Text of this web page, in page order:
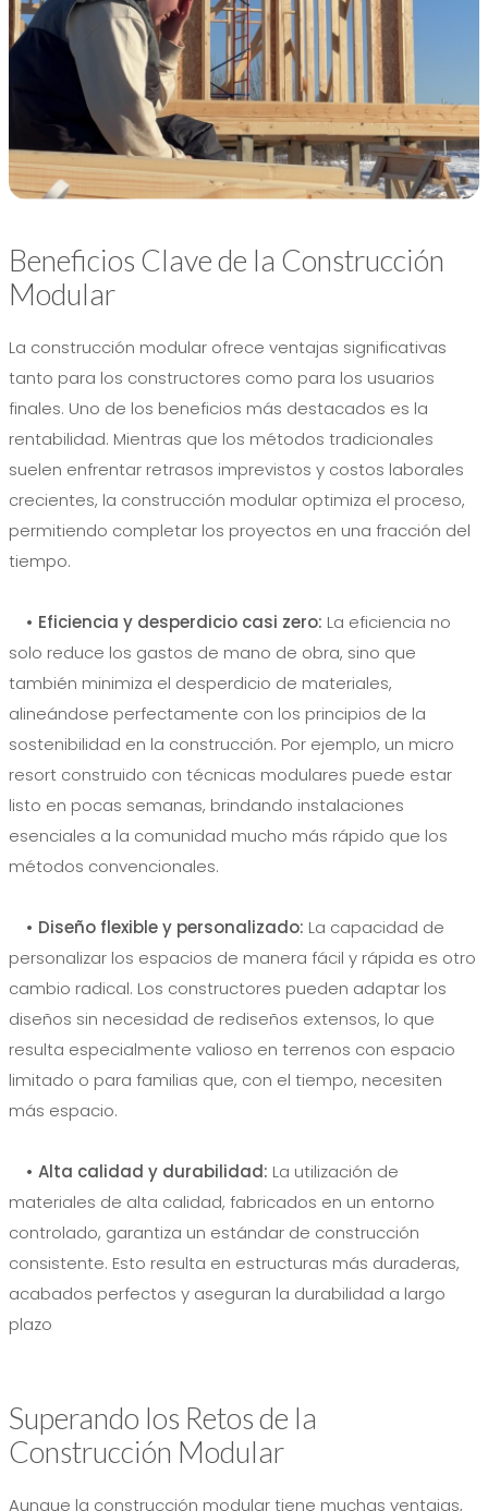
Beneficios Clave de la Construcción
Modular
La construcción modular ofrece ventajas significativas
tanto para los constructores como para los usuarios
finales. Uno de los beneficios más destacados es la
rentabilidad. Mientras que los métodos tradicionales
suelen enfrentar retrasos imprevistos y costos laborales
crecientes, la construcción modular optimiza el proceso,
permitiendo completar los proyectos en una fracción del
tiempo.
• Eficiencia y desperdicio casi zero: La eficiencia no
solo reduce los gastos de mano de obra, sino que
también minimiza el desperdicio de materiales,
alineándose perfectamente con los principios de la
sostenibilidad en la construcción. Por ejemplo, un micro
resort construido con técnicas modulares puede estar
listo en pocas semanas, brindando instalaciones
esenciales a la comunidad mucho más rápido que los
métodos convencionales.
• Diseño flexible y personalizado: La capacidad de
personalizar los espacios de manera fácil y rápida es otro
cambio radical. Los constructores pueden adaptar los
diseños sin necesidad de rediseños extensos, lo que
resulta especialmente valioso en terrenos con espacio
limitado o para familias que, con el tiempo, necesiten
más espacio.
• Alta calidad y durabilidad: La utilización de
materiales de alta calidad, fabricados en un entorno
controlado, garantiza un estándar de construcción
consistente. Esto resulta en estructuras más duraderas,
acabados perfectos y aseguran la durabilidad a largo
plazo
Superando los Retos de la
Construcción Modular
Aunque la construcción modular tiene muchas ventajas,